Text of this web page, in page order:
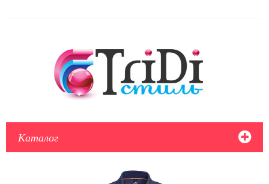
Каталог